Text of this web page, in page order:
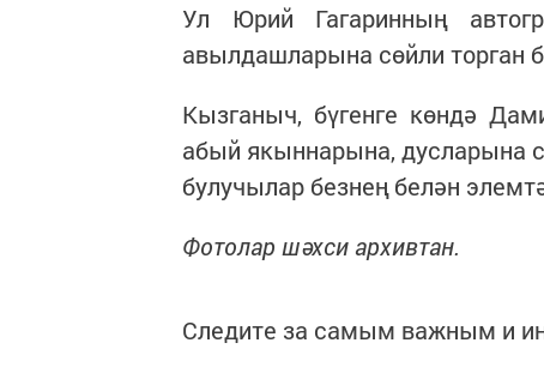
Ул Юрий Гагаринның
авылдашларына сөйли торган
Кызганыч, бүгенге көндә
абый якыннарына, дусларына
булучылар безнең белән
Фотолар шәхси архивтан.
Следите за самым важным и